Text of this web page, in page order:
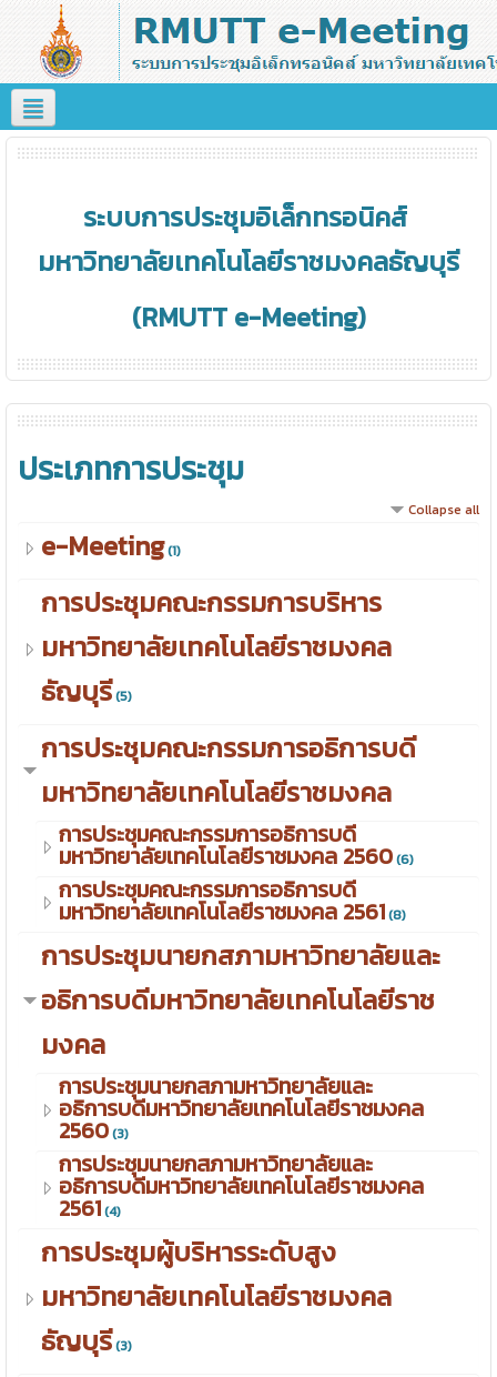
ระบบการประชุมอิเล็กทรอนิคส์
มหาวิทยาลัยเทคโนโลยีราชมงคลธัญบุรี
(RMUTT e-Meeting)
ประเภทการประชุม
Collapse all
e-Meeting(1)
การประชุมคณะกรรมการบริหาร
มหาวิทยาลัยเทคโนโลยีราชมงคล
ธัญบุรี(5)
การประชุมคณะกรรมการอธิการบดี
มหาวิทยาลัยเทคโนโลยีราชมงคล
การประชุมคณะกรรมการอธิการบดี
มหาวิทยาลัยเทคโนโลยีราชมงคล 2560(6)
การประชุมคณะกรรมการอธิการบดี
มหาวิทยาลัยเทคโนโลยีราชมงคล 2561(8)
การประชุมนายกสภามหาวิทยาลัยและ
อธิการบดีมหาวิทยาลัยเทคโนโลยีราช
มงคล
การประชุมนายกสภามหาวิทยาลัยและ
อธิการบดีมหาวิทยาลัยเทคโนโลยีราชมงคล
2560(3)
การประชุมนายกสภามหาวิทยาลัยและ
อธิการบดีมหาวิทยาลัยเทคโนโลยีราชมงคล
2561(4)
การประชุมผู้บริหารระดับสูง
มหาวิทยาลัยเทคโนโลยีราชมงคล
ธัญบุรี(3)